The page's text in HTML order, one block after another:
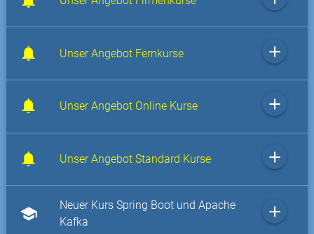
Unser Angebot Fernkurse add
Unser Angebot Online Kurse add
Unser Angebot Standard Kurse add
school
Neuer Kurs Spring Boot und Apache
Kafka
add